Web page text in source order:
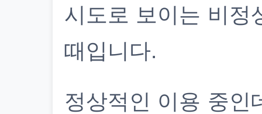
시도로 보이는 비정
때입니다.
정상적인 이용 중인